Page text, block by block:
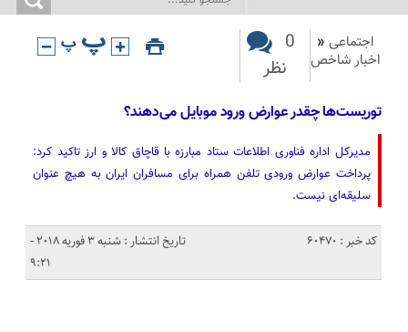
اجتماعی «
اخبار شاخص
0
نظر
توریست‌ها چقدر عوارض ورود موبایل می‌دهند؟
مدیرکل اداره فناوری اطلاعات ستاد مبارزه با قاچاق کالا و ارز تاکید کرد:
پرداخت عوارض ورودی تلفن همراه برای مسافران ایران به هیچ عنوان
سلیقه‌ای نیست.
کد خبر : 60470
تاریخ انتشار : شنبه 3 فوریه 2018 -
9:21